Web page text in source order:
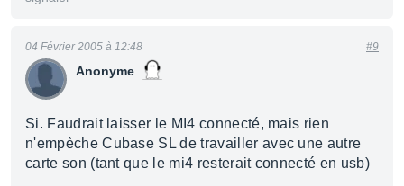
Anonyme
04 Février 2005 à 12:48 #9
Si. Faudrait laisser le MI4 connecté, mais rien
n'empèche Cubase SL de travailler avec une autre
carte son (tant que le mi4 resterait connecté en usb)